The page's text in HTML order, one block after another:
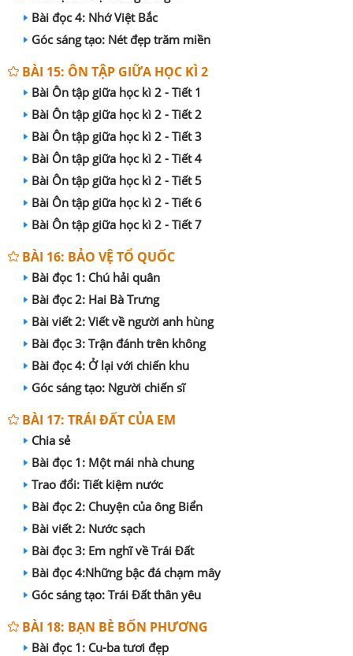
Bài đọc 4: Nhớ Việt Bắc
Góc sáng tạo: Nét đẹp trăm miền
BÀI 15: ÔN TẬP GIỮA HỌC KÌ 2
Bài Ôn tập giữa học kì 2 - Tiết 1
Bài Ôn tập giữa học kì 2 - Tiết 2
Bài Ôn tập giữa học kì 2 - Tiết 3
Bài Ôn tập giữa học kì 2 - Tiết 4
Bài Ôn tập giữa học kì 2 - Tiết 5
Bài Ôn tập giữa học kì 2 - Tiết 6
Bài Ôn tập giữa học kì 2 - Tiết 7
BÀI 16: BẢO VỆ TỔ QUỐC
Bài đọc 1: Chú hải quân
Bài đọc 2: Hai Bà Trưng
Bài viết 2: Viết về người anh hùng
Bài đọc 3: Trận đánh trên không
Bài đọc 4: Ở lại với chiến khu
Góc sáng tạo: Người chiến sĩ
BÀI 17: TRÁI ĐẤT CỦA EM
Chia sẻ
Bài đọc 1: Một mái nhà chung
Trao đổi: Tiết kiệm nước
Bài đọc 2: Chuyện của ông Biển
Bài viết 2: Nước sạch
Bài đọc 3: Em nghĩ về Trái Đất
Bài đọc 4:Những bậc đá chạm mây
Góc sáng tạo: Trái Đất thân yêu
BÀI 18: BẠN BÈ BỐN PHƯƠNG
Bài đọc 1: Cu-ba tươi đẹp